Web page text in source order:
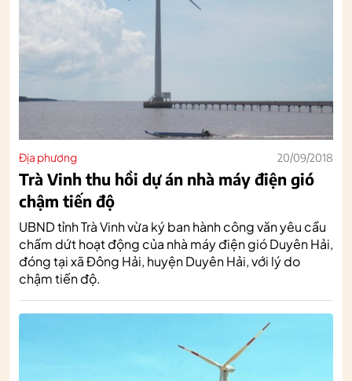
Địa phương 20/09/2018
Trà Vinh thu hồi dự án nhà máy điện gió
chậm tiến độ
UBND tỉnh Trà Vinh vừa ký ban hành công văn yêu cầu
chấm dứt hoạt động của nhà máy điện gió Duyên Hải,
đóng tại xã Đông Hải, huyện Duyên Hải, với lý do
chậm tiến độ.